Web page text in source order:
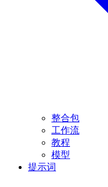
整合包
工作流
教程
模型
提示词